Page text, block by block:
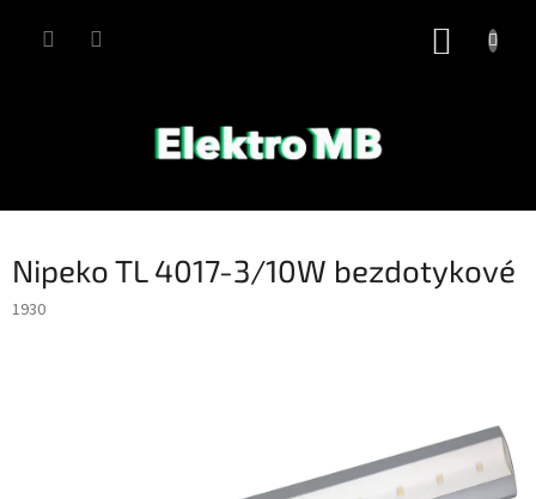
Nipeko TL 4017-3/10W bezdotykové
1930